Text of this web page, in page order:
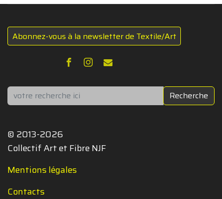
Abonnez-vous à la newsletter de Textile/Art
Rechercher Recherche
© 2013-2026
Collectif Art et Fibre NJF
Mentions légales
Contacts